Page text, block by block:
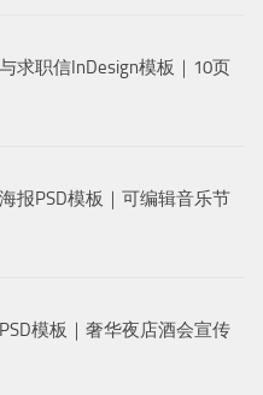
求职信InDesign模板｜10页
报PSD模板｜可编辑音乐节
模板｜奢华夜店酒会宣传